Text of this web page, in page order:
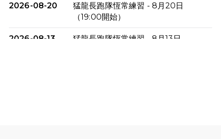
2026-08-20
猛龍長跑隊恆常練習 - 8月20日
（19:00開始）
2026-08-13
猛龍長跑隊恆常練習 - 8月13日